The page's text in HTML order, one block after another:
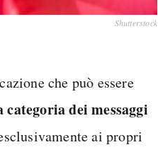
Shutterstock
che può essere
dei messaggi
ai propri